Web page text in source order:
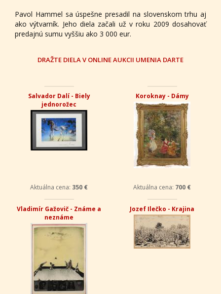
Pavol Hammel sa úspešne presadil na slovenskom trhu aj
ako výtvarník. Jeho diela začali už v roku 2009 dosahovať
predajnú sumu vyššiu ako 3 000 eur.
DRAŽTE DIELA V ONLINE AUKCII UMENIA DARTE
Salvador Dalí - Biely
jednorožec
Aktuálna cena: 350 €
Koroknay - Dámy
Aktuálna cena: 700 €
Vladimír Gažovič - Známe a
neznáme
Jozef Ilečko - Krajina